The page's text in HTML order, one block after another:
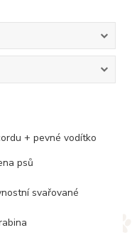
+ pevné vodítko
psů
svařované